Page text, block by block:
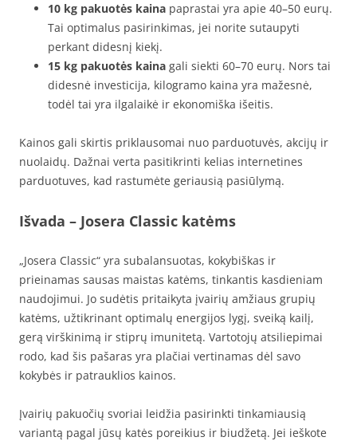
10 kg pakuotės kaina paprastai yra apie 40–50 eurų.
Tai optimalus pasirinkimas, jei norite sutaupyti
perkant didesnį kiekį.
15 kg pakuotės kaina gali siekti 60–70 eurų. Nors tai
didesnė investicija, kilogramo kaina yra mažesnė,
todėl tai yra ilgalaikė ir ekonomiška išeitis.
Kainos gali skirtis priklausomai nuo parduotuvės, akcijų ir
nuolaidų. Dažnai verta pasitikrinti kelias internetines
parduotuves, kad rastumėte geriausią pasiūlymą.
Išvada – Josera Classic katėms
„Josera Classic“ yra subalansuotas, kokybiškas ir
prieinamas sausas maistas katėms, tinkantis kasdieniam
naudojimui. Jo sudėtis pritaikyta įvairių amžiaus grupių
katėms, užtikrinant optimalų energijos lygį, sveiką kailį,
gerą virškinimą ir stiprų imunitetą. Vartotojų atsiliepimai
rodo, kad šis pašaras yra plačiai vertinamas dėl savo
kokybės ir patrauklios kainos.
Įvairių pakuočių svoriai leidžia pasirinkti tinkamiausią
variantą pagal jūsų katės poreikius ir biudžetą. Jei ieškote